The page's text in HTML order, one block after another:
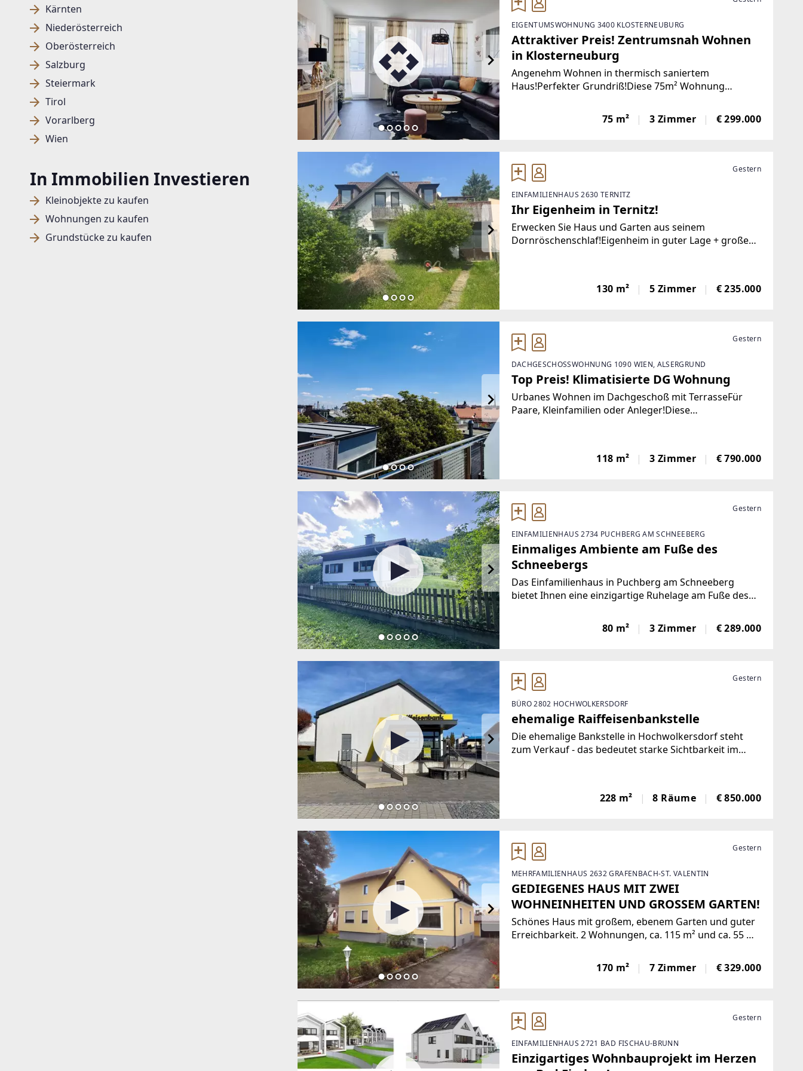
Kärnten
Niederösterreich
Oberösterreich
Salzburg
Steiermark
Tirol
Vorarlberg
Wien
In Immobilien Investieren
Kleinobjekte zu kaufen
Wohnungen zu kaufen
Grundstücke zu kaufen
EIGENTUMSWOHNUNG 3400 KLOSTERNEUBURG
Attraktiver Preis! Zentrumsnah Wohnen
in Klosterneuburg
Angenehm Wohnen in thermisch saniertem
Haus!Perfekter Grundriß!Diese 75m² Wohnung
Grundriß. Die 75m² bieten ein großzügiges
Wohnzimmer mit Ausgang auf den
75 m² 3 Zimmer € 299.000
Gestern
EINFAMILIENHAUS 2630 TERNITZ
Ihr Eigenheim in Ternitz!
Erwecken Sie Haus und Garten aus seinem
Dornröschenschlaf!Eigenheim in guter Lage + große
130 m² 5 Zimmer € 235.000
Gestern
DACHGESCHOSSWOHNUNG 1090 WIEN, ALSERGRUND
Top Preis! Klimatisierte DG Wohnung
Urbanes Wohnen im Dachgeschoß mit TerrasseFür
Paare, Kleinfamilien oder Anleger!Diese
118 m² 3 Zimmer € 790.000
Gestern
EINFAMILIENHAUS 2734 PUCHBERG AM SCHNEEBERG
Einmaliges Ambiente am Fuße des
Schneebergs
Das Einfamilienhaus in Puchberg am Schneeberg
bietet Ihnen eine einzigartige Ruhelage am Fuße des
ein Zuhause, das Qualität und Gemütlichkeit perfekt
verbindet. Ideal als Rückzugsort oder dauerhafter
80 m² 3 Zimmer € 289.000
Gestern
BÜRO 2802 HOCHWOLKERSDORF
ehemalige Raiffeisenbankstelle
Die ehemalige Bankstelle in Hochwolkersdorf steht
zum Verkauf - das bedeutet starke Sichtbarkeit im
228 m² 8 Räume € 850.000
Gestern
MEHRFAMILIENHAUS 2632 GRAFENBACH-ST. VALENTIN
GEDIEGENES HAUS MIT ZWEI
WOHNEINHEITEN UND GROSSEM GARTEN!
Schönes Haus mit großem, ebenem Garten und guter
Erreichbarkeit. 2 Wohnungen, ca. 115 m² und ca. 55 m².
Isolierverglasung und Außenrollos, Fassade inkl.
Vollwärmedämmung, Loggia, Zentralheizung mit Gas170 m² 7 Zimmer € 329.000
Gestern
EINFAMILIENHAUS 2721 BAD FISCHAU-BRUNN
Einzigartiges Wohnbauprojekt im Herzen